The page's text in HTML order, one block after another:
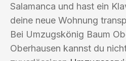
Salamanca und hast ein
deine neue Wohnung
Bei Umzugskönig Baum
Oberhausen kannst du